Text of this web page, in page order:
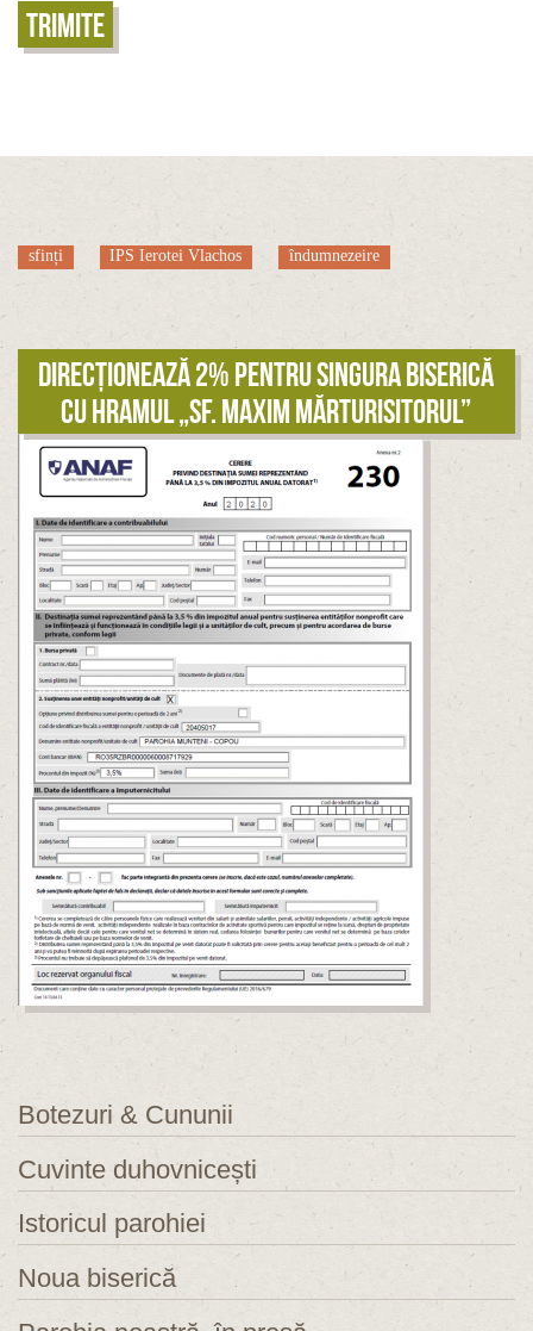
Trimite
sfinți IPS Ierotei Vlachos îndumnezeire
Direcționează 2% pentru singura biserică
cu hramul „Sf. Maxim Mărturisitorul”
Botezuri & Cununii
Cuvinte duhovnicești
Istoricul parohiei
Noua biserică